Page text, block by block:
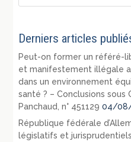
Derniers articles
Peut-on former un référé-
et manifestement illégale
dans un environnement
santé ? – Conclusions sous
Panchaud, n° 451129 04/
République fédérale
législatifs et jurisprudentiels